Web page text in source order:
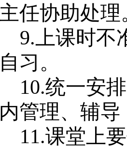
主任协助处理
9.上课时不
自习。
10.统一安
内管理、辅
11.课堂上